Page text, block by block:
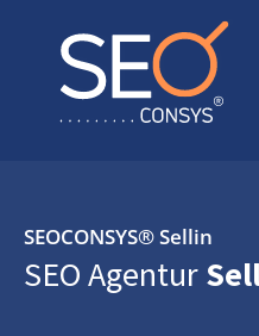
SEOCONSYS®Sellin
SEO Agentur